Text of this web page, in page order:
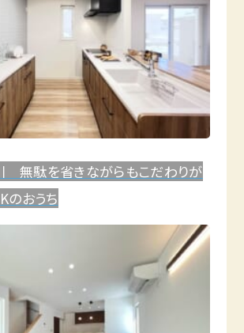
無駄を省きながらもこだわりが
のおうち